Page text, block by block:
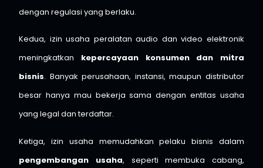
dengan regulasi yang berlaku.
Kedua, izin usaha peralatan audio dan video elektronik
meningkatkan kepercayaan konsumen dan mitra
bisnis. Banyak perusahaan, instansi, maupun distributor
besar hanya mau bekerja sama dengan entitas usaha
yang legal dan terdaftar.
Ketiga, izin usaha memudahkan pelaku bisnis dalam
pengembangan usaha, seperti membuka cabang,